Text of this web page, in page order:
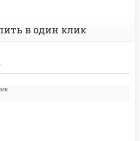
в один клик